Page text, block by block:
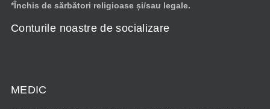
*Închis de sărbători religioase și/sau legale.
Conturile noastre de socializare
MEDIC